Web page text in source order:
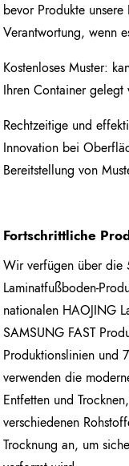
bevor Produkte
Verantwortung, wenn
Kostenloses Muster:
Ihren Container gelegt
Rechtzeitige und
Innovation bei
Bereitstellung von
Fortschrittliche
Wir verfügen über die
Laminatfußboden-
nationalen HAOJING
SAMSUNG FAST
Produktionslinien und
verwenden die
Entfetten und
verschiedenen
Trocknung an, um